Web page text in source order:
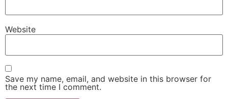
Website
Save my name, email, and website in this browser for
the next time I comment.